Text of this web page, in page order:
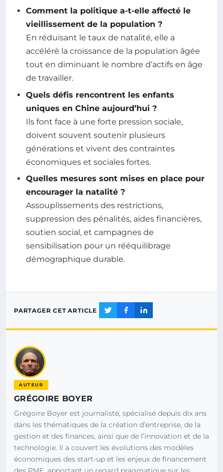
Comment la politique a-t-elle affecté le
vieillissement de la population ?
En réduisant le taux de natalité, elle a
accéléré la croissance de la population âgée
tout en diminuant le nombre d’actifs en âge
de travailler.
Quels défis rencontrent les enfants
uniques en Chine aujourd’hui ?
Ils font face à une forte pression sociale,
doivent souvent soutenir plusieurs
générations et vivent des contraintes
économiques et sociales fortes.
Quelles mesures sont mises en place pour
encourager la natalité ?
Assouplissements des restrictions,
suppression des pénalités, aides financières,
soutien social, et campagnes de
sensibilisation pour un rééquilibrage
démographique durable.
PARTAGER CET ARTICLE
AUTEUR
GRÉGOIRE BOYER
Grégoire Boyer est journaliste, spécialisé depuis dix ans
dans les thématiques de la création d’entreprise, de la
gestion et des finances, ainsi que de l’innovation et de la
technologie. Il a couvert les évolutions des modèles
économiques des start-up et les enjeux de financement